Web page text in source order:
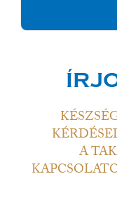
A